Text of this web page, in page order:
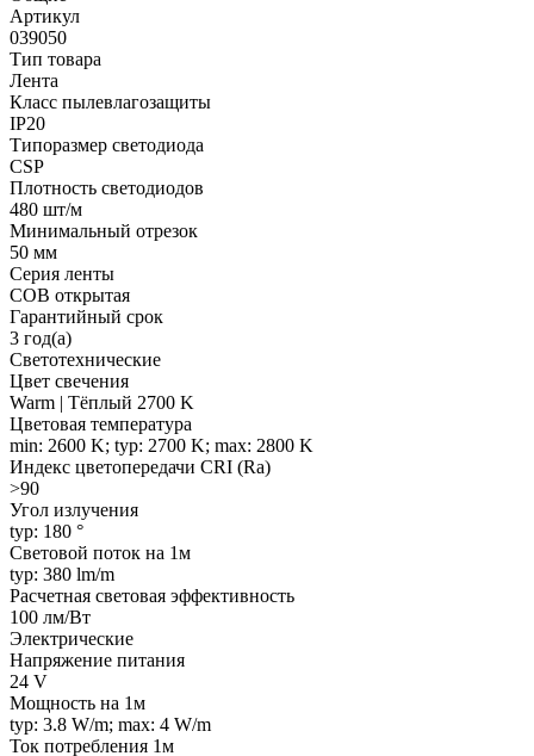
Артикул
039050
Тип товара
Лента
Класс пылевлагозащиты
IP20
Типоразмер светодиода
CSP
Плотность светодиодов
480 шт/м
Минимальный отрезок
50 мм
Серия ленты
COB открытая
Гарантийный срок
3 год(а)
Светотехнические
Цвет свечения
Warm | Тёплый 2700 K
Цветовая температура
min: 2600 K; typ: 2700 K; max: 2800 K
Индекс цветопередачи CRI (Ra)
>90
Угол излучения
typ: 180 °
Световой поток на 1м
typ: 380 lm/m
Расчетная световая эффективность
100 лм/Вт
Электрические
Напряжение питания
24 V
Мощность на 1м
typ: 3.8 W/m; max: 4 W/m
Ток потребления 1м